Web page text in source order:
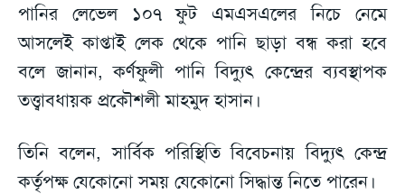
পানির লেভেল ১০৭ ফুট এমএসএলের নিচে নেমে
আসলেই কাপ্তাই লেক থেকে পানি ছাড়া বন্ধ করা হবে
বলে জানান, কর্ণফুলী পানি বিদ্যুৎ কেন্দ্রের ব্যবস্থাপক
তত্ত্বাবধায়ক প্রকৌশলী মাহমুদ হাসান।
তিনি বলেন, সার্বিক পরিস্থিতি বিবেচনায় বিদ্যুৎ কেন্দ্র
কর্তৃপক্ষ যেকোনো সময় যেকোনো সিদ্ধান্ত নিতে পারেন।